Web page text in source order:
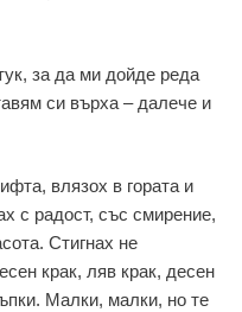
за да ми дойде реда
си върха – далече и
влязох в гората и
с радост, със смирение,
Стигнах не
крак, ляв крак, десен
Малки, малки, но те